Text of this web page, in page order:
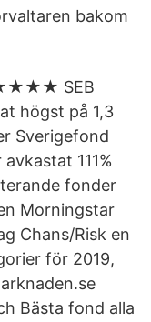
bakom
SEB
högst på 1,3
Sverigefond
111%
fonder
Morningstar
Chans/Risk en
för 2019,
Bästa fond alla